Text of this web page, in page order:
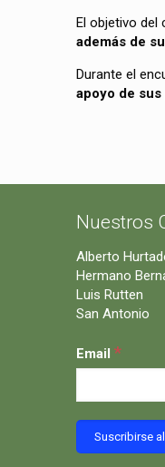
El objetivo
además de
Durante el
apoyo de
Nuestros
Alberto
Hermano
Luis Rutten
San Antonio
Email *